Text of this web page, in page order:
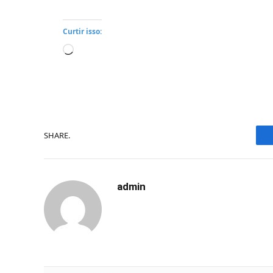
Curtir isso:
Carregando...
SHARE.
admin